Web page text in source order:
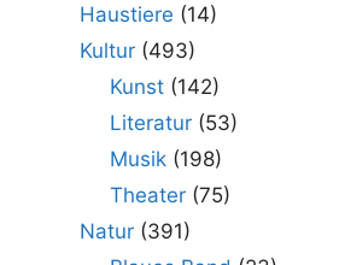
Haustiere (14)
Kultur(493)
Kunst (142)
Literatur (53)
Musik (198)
Theater (75)
Natur(391)